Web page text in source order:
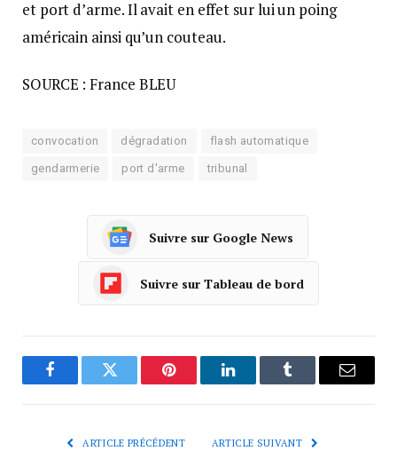
et port d’arme. Il avait en effet sur lui un poing
américain ainsi qu’un couteau.
SOURCE : France BLEU
convocation dégradation flash automatique
gendarmerie port d'arme tribunal
Suivre sur Google News
Suivre sur Tableau de bord
FacebookTwitter Pinterest LinkedInTumblr
ARTICLE PRÉCÉDENT ARTICLE SUIVANT